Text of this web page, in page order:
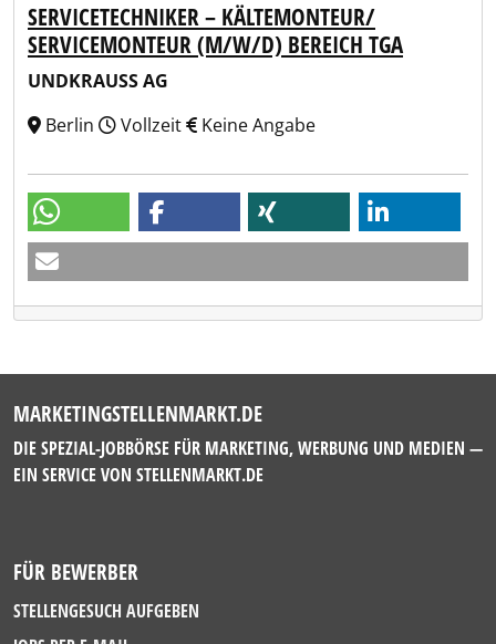
SERVICETECHNIKER – KÄLTEMONTEUR/
SERVICEMONTEUR (M/W/D) BEREICH TGA
UNDKRAUSS AG
Berlin
Vollzeit Keine Angabe
MARKETINGSTELLENMARKT.DE
DIE SPEZIAL-JOBBÖRSE FÜR MARKETING, WERBUNG UND MEDIEN —
EIN SERVICE VON STELLENMARKT.DE
FÜR BEWERBER
STELLENGESUCH AUFGEBEN